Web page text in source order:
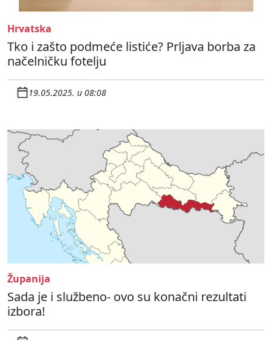
Hrvatska
Tko i zašto podmeće listiće? Prljava borba za
načelničku fotelju
19.05.2025. u 08:08
Županija
Sada je i službeno- ovo su konačni rezultati
izbora!